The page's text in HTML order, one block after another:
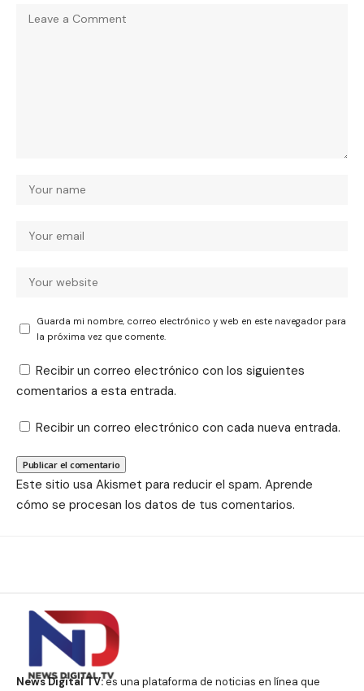
Guarda mi nombre, correo electrónico y web en este navegador para
la próxima vez que comente.
Recibir un correo electrónico con los siguientes
comentarios a esta entrada.
Recibir un correo electrónico con cada nueva entrada.
Este sitio usa Akismet para reducir el spam. Aprende
cómo se procesan los datos de tus comentarios.
News Digital TV:es una plataforma de noticias en línea que